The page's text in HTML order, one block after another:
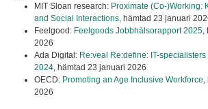
MIT Sloan research: Proximate (Co-)Working:
and Social Interactions, hämtad 23 januari
Feelgood: Feelgoods Jobbhälsorapport 2025,
2026
Ada Digital: Re:veal Re:define: IT-
2024, hämtad 23 januari 2026
OECD: Promoting an Age Inclusive Workforce,
2026